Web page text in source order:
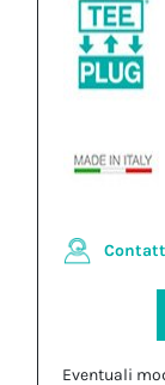
Eventuali